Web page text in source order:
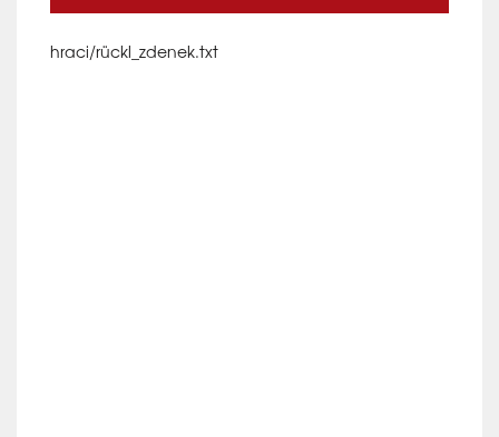
hraci/rückl_zdenek.txt